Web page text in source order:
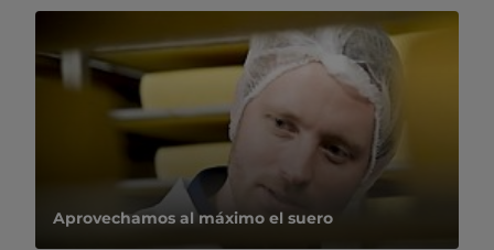
​​​​​​​​​​​​Aprovechamos al máximo el suero